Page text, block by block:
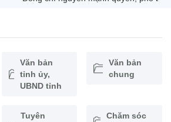
Văn bản
tỉnh ủy,
UBND tỉnh
Văn bản
chung
Tuyên
Chăm sóc